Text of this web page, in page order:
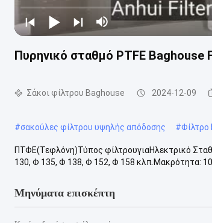
Πυρηνικό σταθμό PTFE Baghouse
Σάκοι φίλτρου Baghouse 2024-12-09
#σακούλες φίλτρου υψηλής απόδοσης #Φίλτρο
ΠΤΦΕ(Τεφλόνη)Τύπος φίλτρουγιαΗλεκτρικό
130, Φ 135, Φ 138, Φ 152, Φ 158 κλπ.Μακρότητα:
Μηνύματα επισκέπτη